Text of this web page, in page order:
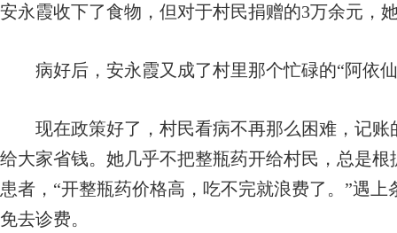
安永霞收下了食物，但对于村民捐赠的3万余元，
病好后，安永霞又成了村里那个忙碌的“阿依
现在政策好了，村民看病不再那么困难，记账
给大家省钱。她几乎不把整瓶药开给村民，总是
患者，“开整瓶药价格高，吃不完就浪费了。”遇
免去诊费。